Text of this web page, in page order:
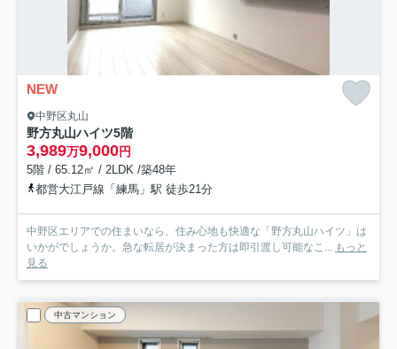
NEW
中野区丸山
野方丸山ハイツ5階
3,989万9,000円
5階 / 65.12㎡ / 2LDK /築48年
都営大江戸線「練馬」駅 徒歩21分
中野区エリアでの住まいなら、住み心地も快適な「野方丸山ハイツ」は
いかがでしょうか。急な転居が決まった方は即引渡し可能なこ... もっと
見る
中古マンション